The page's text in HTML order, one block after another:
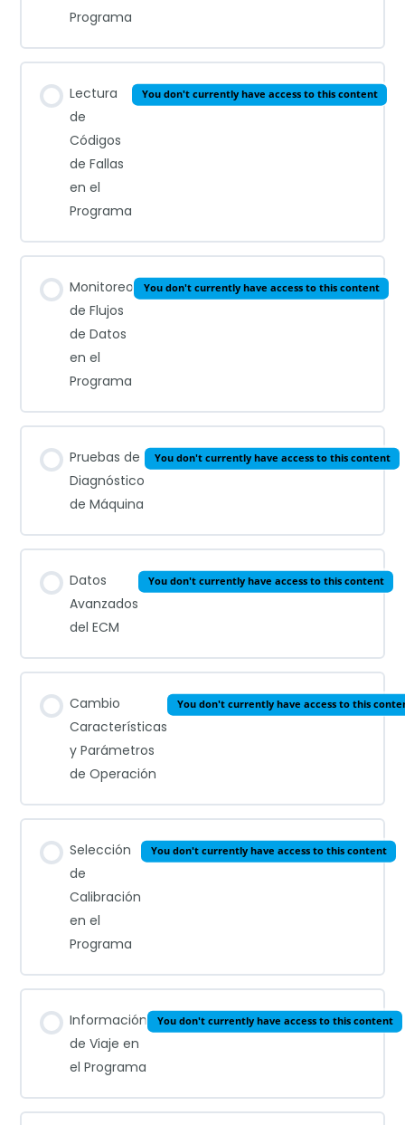
Programa
Lectura
de
Códigos
de Fallas
en el
Programa
You don't currently have access to this content
Monitoreo
de Flujos
de Datos
en el
Programa
You don't currently have access to this content
Pruebas de
Diagnóstico
de Máquina
You don't currently have access to this content
Datos
Avanzados
del ECM
You don't currently have access to this content
Cambio
Características
y Parámetros
de Operación
You don't currently have access to this
Selección
de
Calibración
en el
Programa
You don't currently have access to this content
Información
de Viaje en
el Programa
You don't currently have access to this content